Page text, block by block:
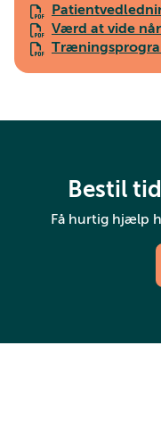
Værd at vide
Bestil
Få hurtig hjælp